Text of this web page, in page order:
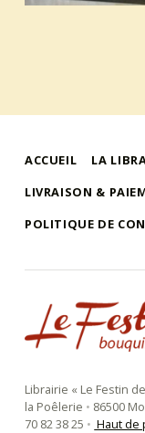
ACCUEIL LA
LIVRAISON &
POLITIQUE DE
le festin
"LE FESTIN DE BABETTE" – BOUQUINERIE GASTRONOMIQUE
Librairie « Le Festin
la Poêlerie • 86500
70 82 38 25 • Haut de